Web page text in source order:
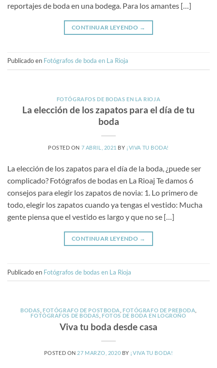
reportajes de boda en una bodega. Para los amantes […]
CONTINUAR LEYENDO →
Publicado en Fotógrafos de boda en La Rioja
FOTÓGRAFOS DE BODAS EN LA RIOJA
La elección de los zapatos para el día de tu
boda
POSTED ON 7 ABRIL, 2021 BY ¡VIVA TU BODA!
La elección de los zapatos para el día de la boda, ¿puede ser
complicado? Fotógrafos de bodas en La Rioaj Te damos 6
consejos para elegir los zapatos de novia: 1. Lo primero de
todo, elegir los zapatos cuando ya tengas el vestido: Mucha
gente piensa que el vestido es largo y que no se […]
CONTINUAR LEYENDO →
Publicado en Fotógrafos de bodas en La Rioja
BODAS ,FOTÓGRAFO DE POSTBODA ,FOTÓGRAFO DE PREBODA
FOTÓGRAFOS DE BODAS ,FOTOS DE BODA EN LOGROÑO
Viva tu boda desde casa
POSTED ON 27 MARZO, 2020 BY ¡VIVA TU BODA!